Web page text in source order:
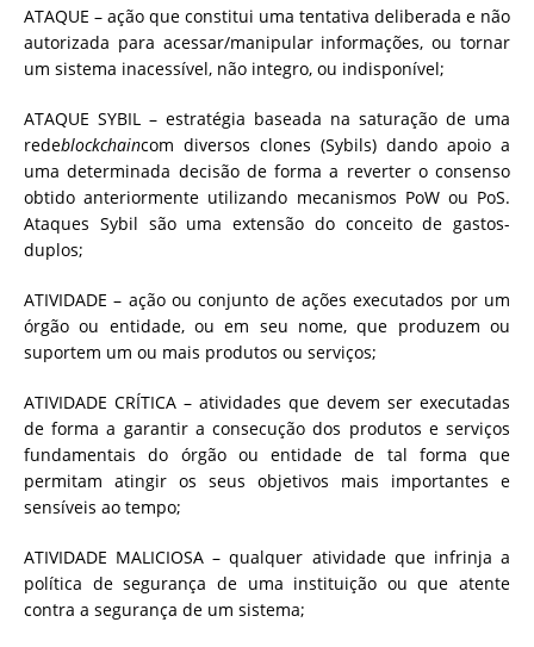
ATAQUE – ação que constitui uma tentativa deliberada e não
autorizada para acessar/manipular informações, ou tornar
um sistema inacessível, não integro, ou indisponível;
ATAQUE SYBIL – estratégia baseada na saturação de uma
redeblockchaincom diversos clones (Sybils) dando apoio a
uma determinada decisão de forma a reverter o consenso
obtido anteriormente utilizando mecanismos PoW ou PoS.
Ataques Sybil são uma extensão do conceito de gastos-
duplos;
ATIVIDADE – ação ou conjunto de ações executados por um
órgão ou entidade, ou em seu nome, que produzem ou
suportem um ou mais produtos ou serviços;
ATIVIDADE CRÍTICA – atividades que devem ser executadas
de forma a garantir a consecução dos produtos e serviços
fundamentais do órgão ou entidade de tal forma que
permitam atingir os seus objetivos mais importantes e
sensíveis ao tempo;
ATIVIDADE MALICIOSA – qualquer atividade que infrinja a
política de segurança de uma instituição ou que atente
contra a segurança de um sistema;